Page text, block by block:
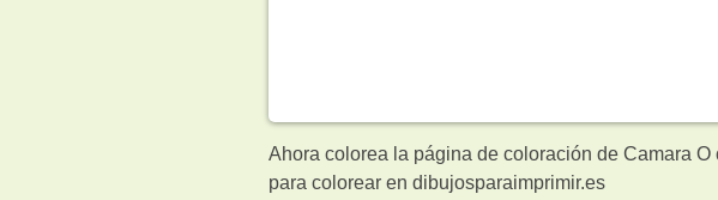
Ahora colorea la página de coloración de Camara
para colorear en dibujosparaimprimir.es